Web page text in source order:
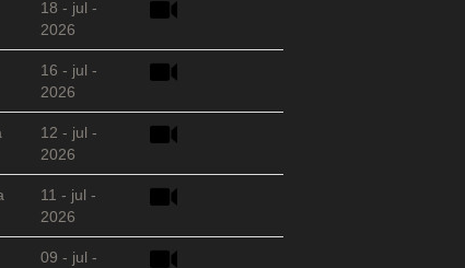
18 - jul -
2026
16 - jul -
2026
12 - jul -
2026
11 - jul -
2026
09 - jul -